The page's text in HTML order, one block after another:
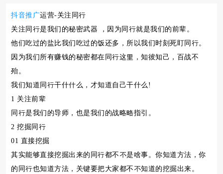
抖音推广运营-关注同行
关注同行是我们的秘密武器 ，因为同行就是我们的前辈。
他们吃过的盐比我们吃过的饭还多，所以我们时刻死盯同行。
因为我们所有赚钱的秘密都在同行这里，知彼知己，百战不
殆。
我们知道同行干什什么，才知道自己干什么!
1 关注前辈
同行是我们的导师，也是我们的战略略指引。
2 挖掘同行
01 直接挖掘
其实能够直接挖掘出来的同行都不不是啥事。你知道方法，你
的同行也知道方法，关键要把大家都不不知道的挖掘出来。